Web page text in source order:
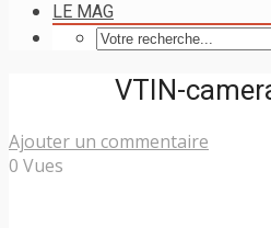
LE MAG
VTIN-
Ajouter un commentaire
0 Vues